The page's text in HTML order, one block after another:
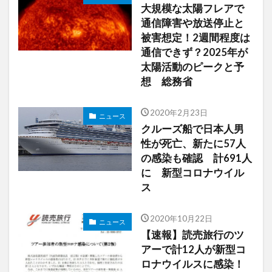
大規模な太陽フレアで
通信障害や放送停止と
被害想定！2週間程度は
通信できず？2025年が
太陽活動のピークと予
想 総務省
ニュース 2020年2月23日
クルーズ船で日本人男
性が死亡、新たに57人
の感染も確認 計691人
に 新型コロナウイル
ス
ニュース 2020年10月22日
【速報】読売旅行のツ
アーで計12人が新型コ
ロナウイルスに感染！